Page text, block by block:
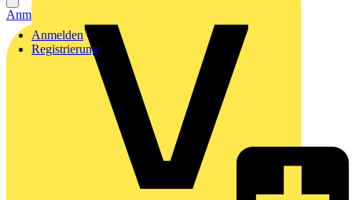
Anmelden
Registrierung
Anmelden